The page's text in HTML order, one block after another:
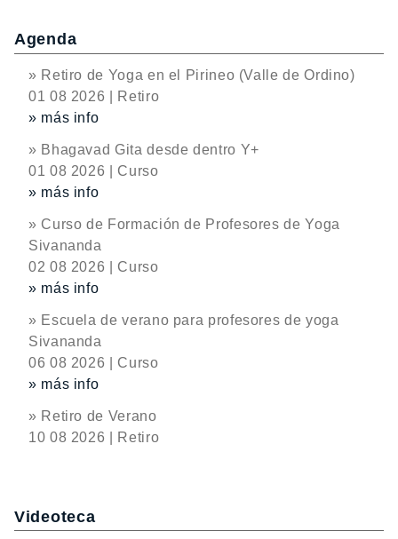
Agenda
» Retiro de Yoga en el Pirineo (Valle de Ordino)
01 08 2026 | Retiro
» más info
» Bhagavad Gita desde dentro Y+
01 08 2026 | Curso
» más info
» Curso de Formación de Profesores de Yoga
Sivananda
02 08 2026 | Curso
» más info
» Escuela de verano para profesores de yoga
Sivananda
06 08 2026 | Curso
» más info
» Retiro de Verano
10 08 2026 | Retiro
Videoteca